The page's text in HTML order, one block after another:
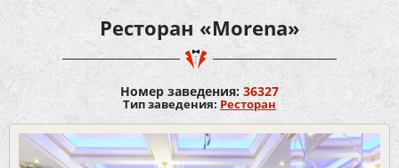
Ресторан «Morena»
Номер заведения: 36327
Тип заведения: Ресторан